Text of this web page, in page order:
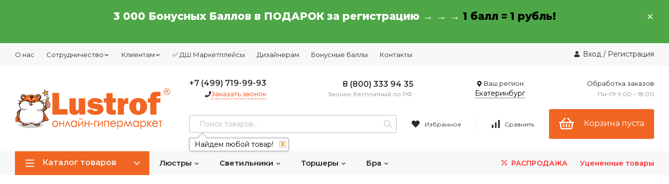
3 000 Бонусных Баллов в ПОДАРОК за регистрацию → → → 1 балл = 1 рубль!
О нас Сотрудничество Клиентам ✅ ДШ Маркетплейсы Дизайнерам Бонусные баллы Контакты Вход / Регистрация
+7 (499) 719-99-93
Заказать звонок
8 (800) 333 94 35
Звонок бесплатный по РФ.
Ваш регион:
Екатеринбург
Обработка заказов
Пн–Пт 9:00 – 18:00
Найдем любой товар! X
Избранное Сравнить Корзина пуста
Каталог товаров Люстры Светильники Торшеры Бра РАСПРОДАЖА Уцененные товары